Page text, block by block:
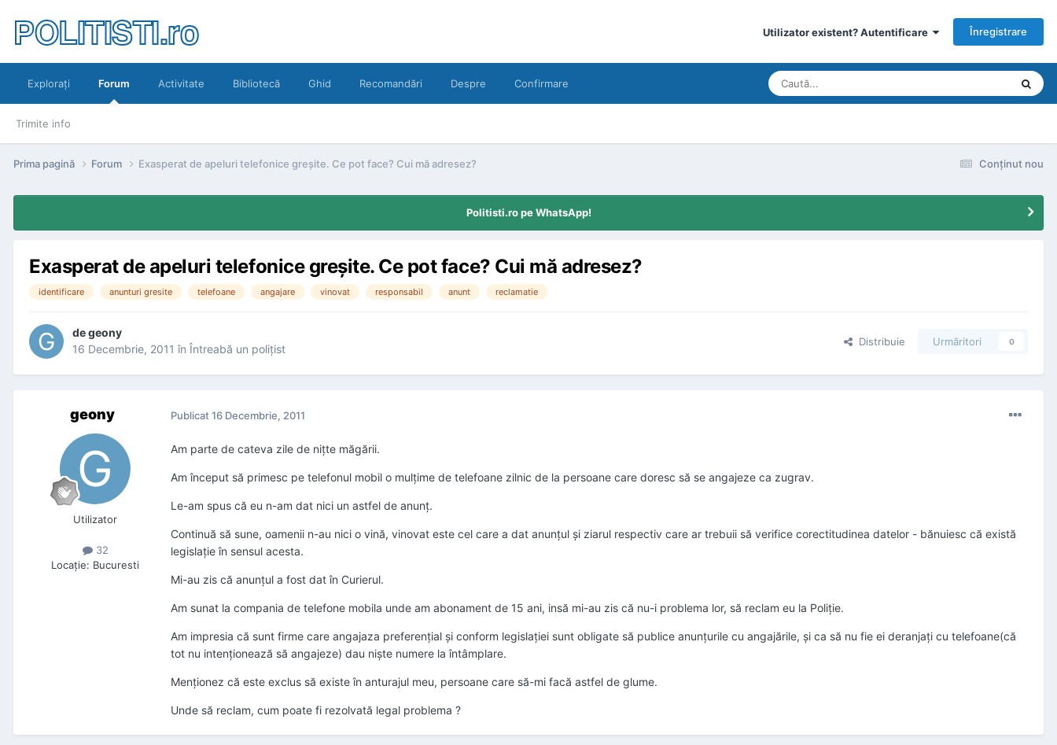
POLITISTI.ro Utilizator existent? Autentificare Înregistrare
Exploraţi Forum
Trimite info
Activitate Bibliotecă Ghid Recomandări Despre Confirmare
Conţinut nou
Prima pagină Forum Exasperat de apeluri telefonice greşite. Ce pot face? Cui mă adresez?
Politisti.ro pe WhatsApp!
Exasperat de apeluri telefonice greşite. Ce pot face? Cui mă adresez?
identificare anunturi gresite telefoane angajare vinovat responsabil anunt reclamatie
degeony
16 Decembrie, 2011 în Întreabă un poliţist
Distribuie Urmăritori 0
geony
Utilizator
32
Locaţie: Bucuresti
Publicat16 Decembrie, 2011
Am parte de cateva zile de nițte măgării.
Am început să primesc pe telefonul mobil o mulțime de telefoane zilnic de la persoane care doresc să se angajeze ca zugrav.
Le-am spus că eu n-am dat nici un astfel de anunț.
Continuă să sune, oamenii n-au nici o vină, vinovat este cel care a dat anunțul și ziarul respectiv care ar trebuii să verifice corectitudinea datelor - bănuiesc că există
legislație în sensul acesta.
Mi-au zis că anunțul a fost dat în Curierul.
Am sunat la compania de telefone mobila unde am abonament de 15 ani, insă mi-au zis că nu-i problema lor, să reclam eu la Poliție.
Am impresia că sunt firme care angajaza preferențial și conform legislației sunt obligate să publice anunțurile cu angajările, și ca să nu fie ei deranjați cu telefoane(că
tot nu intenționează să angajeze) dau niște numere la întâmplare.
Menționez că este exclus să existe în anturajul meu, persoane care să-mi facă astfel de glume.
Unde să reclam, cum poate fi rezolvată legal problema ?